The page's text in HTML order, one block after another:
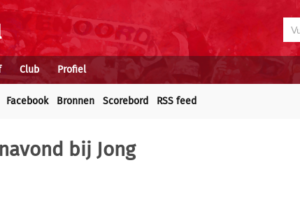
Club Profiel
Facebook Bronnen Scorebord RSS feed
bij Jong